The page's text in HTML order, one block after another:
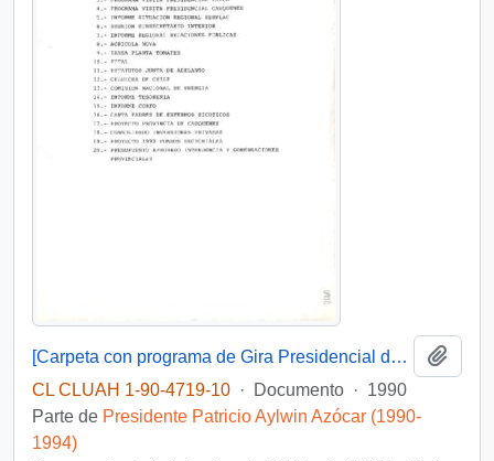
[Carpeta con programa de Gira Presidencial del Presidente Patricio Aylwin en la VII Región]
CL CLUAH 1-90-4719-10 · Documento · 1990
Parte de Presidente Patricio Aylwin Azócar (1990-
1994)